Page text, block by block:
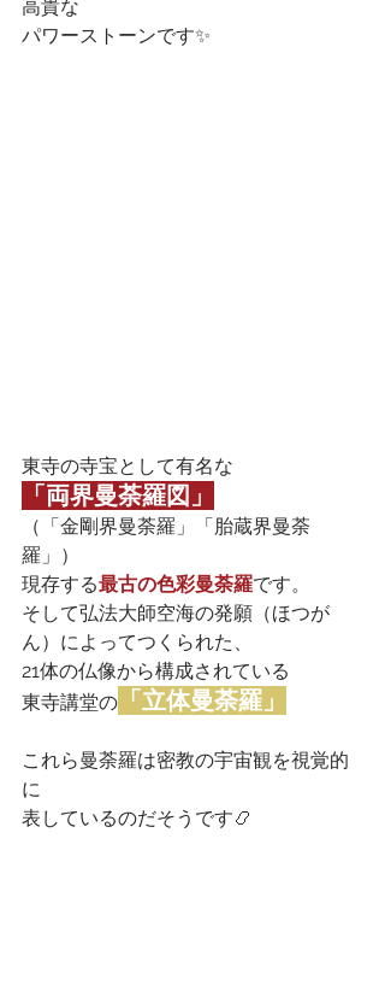
高貴な
パワーストーンです✨
東寺の寺宝として有名な
「両界曼荼羅図」
（「金剛界曼荼羅」「胎蔵界曼荼
羅」）
現存する最古の色彩曼荼羅です。
そして弘法大師空海の発願（ほつが
ん）によってつくられた、
21体の仏像から構成されている
東寺講堂の
「立体曼荼羅」
これら曼荼羅は密教の宇宙観を視覚的
に
表しているのだそうです📿